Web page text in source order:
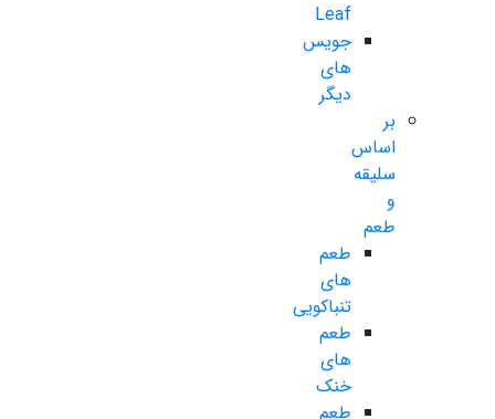
Leaf
جویس
های
دیگر
بر
اساس
سلیقه
و
طعم
طعم
های
تنباکویی
طعم
های
خنک
طعم